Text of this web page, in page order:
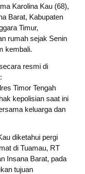
Karolina Kau (68),
Barat, Kabupaten
Timur,
rumah sejak Senin
kembali.
resmi di
Timor Tengah
kepolisian saat ini
keluarga dan
diketahui pergi
di Tuamau, RT
Insana Barat, pada
tujuan